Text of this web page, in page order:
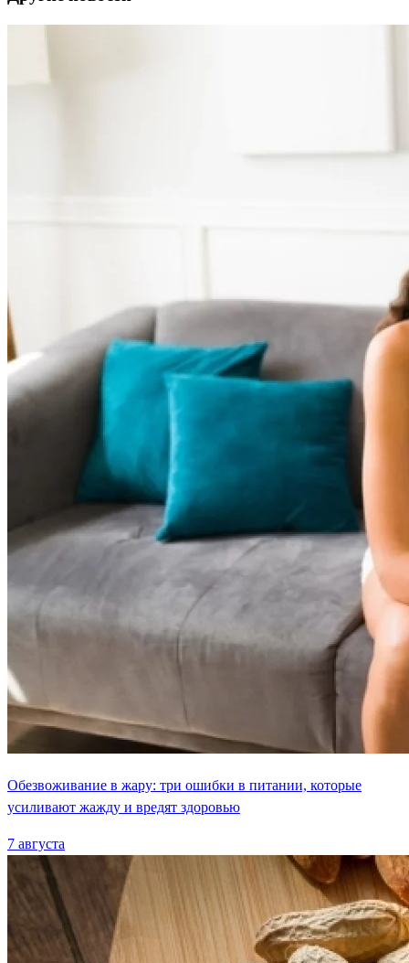
Обезвоживание в жару: три ошибки в питании, которые
усиливают жажду и вредят здоровью
7 августа